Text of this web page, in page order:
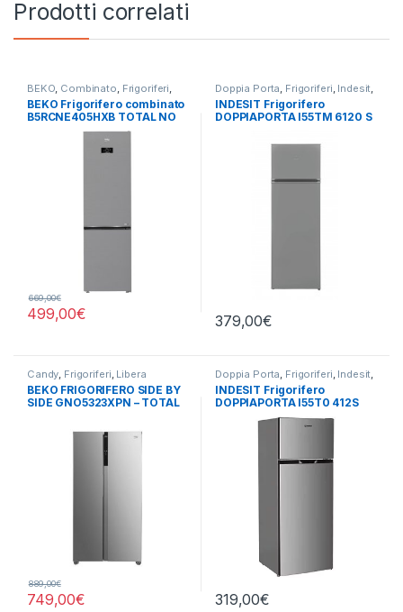
Prodotti correlati
BEKO Combinato Frigoriferi
Libera Installazione
BEKO Frigorifero combinato
B5RCNE405HXB TOTAL NO
499,00€
669,00€
Doppia Porta Frigoriferi Indesit
Libera Installazione
INDESIT Frigorifero
DOPPIAPORTA I55TM 6120 S
379,00€
Candy Frigoriferi Libera
Installazione, Side by Side 4
Porte
BEKO FRIGORIFERO SIDE BY
SIDE GNO5323XPN – TOTAL
749,00€
889,00€
Doppia Porta Frigoriferi Indesit
Libera Installazione
INDESIT Frigorifero
DOPPIAPORTA I55T0 412S
319,00€